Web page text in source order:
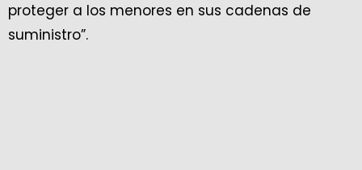
proteger a los menores en sus cadenas de
suministro”.